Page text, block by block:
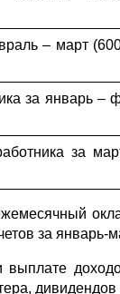
– март
за январь –
за
за январь-